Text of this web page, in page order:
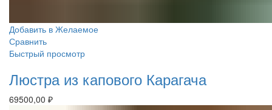
Добавить в Желаемое
Сравнить
Быстрый просмотр
Люстра из капового Карагача
69500,00 ₽